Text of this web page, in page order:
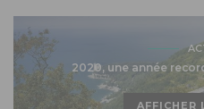
2020, une année
AFFICHER